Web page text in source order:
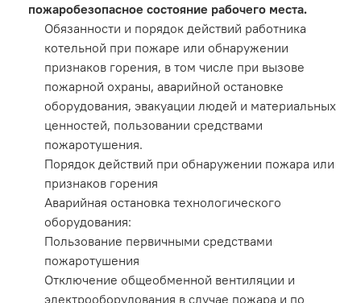
пожаробезопасное состояние рабочего места.
Обязанности и порядок действий работника
котельной при пожаре или обнаружении
признаков горения, в том числе при вызове
пожарной охраны, аварийной остановке
оборудования, эвакуации людей и материальных
ценностей, пользовании средствами
пожаротушения.
Порядок действий при обнаружении пожара или
признаков горения
Аварийная остановка технологического
оборудования:
Пользование первичными средствами
пожаротушения
Отключение общеобменной вентиляции и
электрооборудования в случае пожара и по